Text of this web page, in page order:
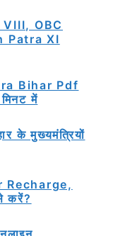
OBC
Patra XI
Bihar Pdf
में
के मुख्यमंत्रियों
Recharge,
करें?